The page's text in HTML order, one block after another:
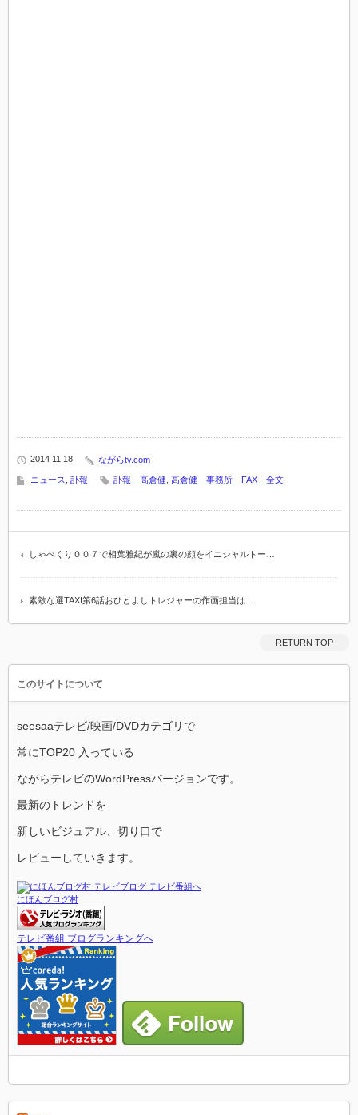
2014 11.18 ながらtv.com
ニュース 訃報 訃報 高倉健 高倉健 事務所 FAX 全文
しゃべくり００７で相葉雅紀が嵐の裏の顔をイニシャルトー…
素敵な選TAXI第6話おひとよしトレジャーの作画担当は…
RETURN TOP
このサイトについて
seesaaテレビ/映画/DVDカテゴリで
常にTOP20 入っている
ながらテレビのWordPressバージョンです。
最新のトレンドを
新しいビジュアル、切り口で
レビューしていきます。
にほんブログ村
テレビ番組 ブログランキングへ